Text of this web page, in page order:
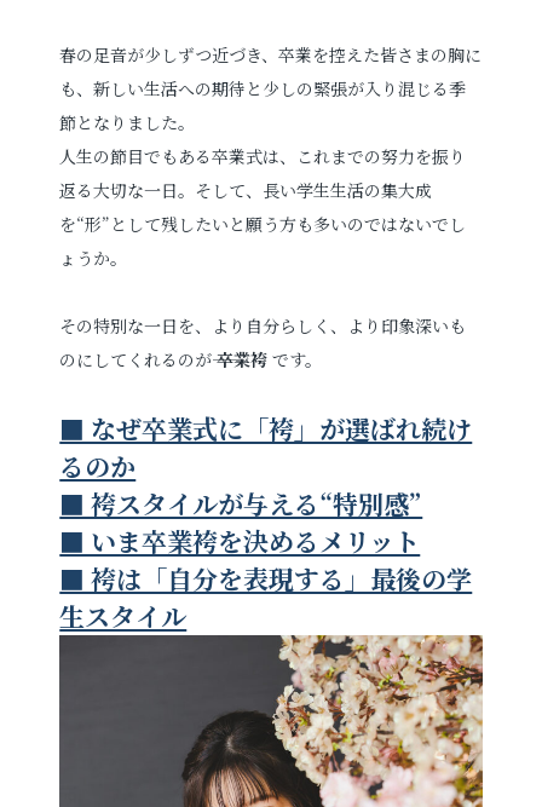
プロフィールフォト 婚活写真
証明写真 シニア・還暦写真
撮影予約
お問い合わせ
お電話でのご連絡
0285-20-5870
春の足音が少しずつ近づき、卒業を控えた皆さまの胸に
も、新しい生活への期待と少しの緊張が入り混じる季
節となりました。
人生の節目でもある卒業式は、これまでの努力を振り
返る大切な一日。そして、長い学生生活の集大成
を“形”として残したいと願う方も多いのではないでし
ょうか。
その特別な一日を、より自分らしく、より印象深いも
のにしてくれるのが――卒業袴 です。
■ なぜ卒業式に「袴」が選ばれ続け
るのか
■ 袴スタイルが与える“特別感”
■ いま卒業袴を決めるメリット
■ 袴は「自分を表現する」最後の学
生スタイル